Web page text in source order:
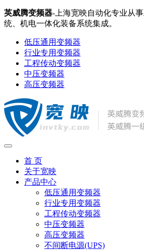
英威腾变频器-上海宽映自动化专业从
统、机电一体化装备系统集成。
低压通用变频器
行业专用变频器
工程传动变频器
中压变频器
高压变频器
首 页
关于宽映
产品中心
低压通用变频器
行业专用变频器
工程传动变频器
中压变频器
高压变频器
不间断电源(UPS)